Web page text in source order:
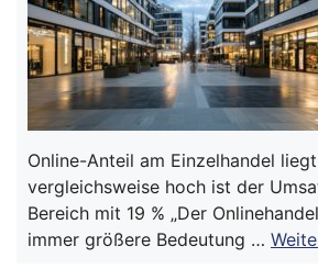
Online-Anteil am Einzelhandel
vergleichsweise hoch ist der
Bereich mit 19 % „Der
immer größere Bedeutung …